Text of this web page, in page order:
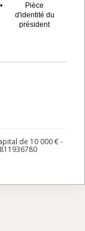
•
Pièce
d'identité du
président
de 10 000 € -